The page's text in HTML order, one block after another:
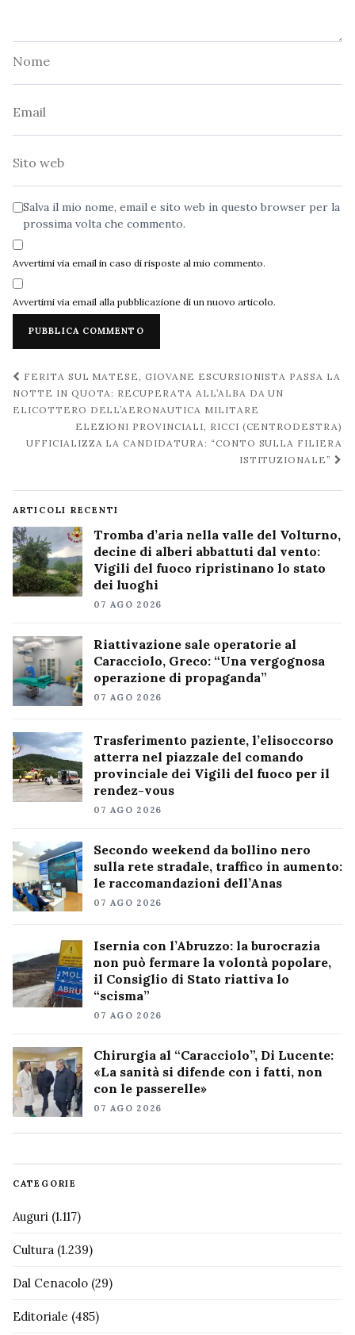
Salva il mio nome, email e sito web in questo browser per la
prossima volta che commento.
Avvertimi via email in caso di risposte al mio commento.
Avvertimi via email alla pubblicazione di un nuovo articolo.
Navigazione
post
FERITA SUL MATESE, GIOVANE ESCURSIONISTA PASSA LA
NOTTE IN QUOTA: RECUPERATA ALL’ALBA DA UN
ELICOTTERO DELL’AERONAUTICA MILITARE
ELEZIONI PROVINCIALI, RICCI (CENTRODESTRA)
UFFICIALIZZA LA CANDIDATURA: “CONTO SULLA FILIERA
ISTITUZIONALE”
ARTICOLI RECENTI
Tromba d’aria nella valle del Volturno,
decine di alberi abbattuti dal vento:
Vigili del fuoco ripristinano lo stato
dei luoghi
07 AGO 2026
Riattivazione sale operatorie al
Caracciolo, Greco: “Una vergognosa
operazione di propaganda”
07 AGO 2026
Trasferimento paziente, l’elisoccorso
atterra nel piazzale del comando
provinciale dei Vigili del fuoco per il
rendez-vous
07 AGO 2026
Secondo weekend da bollino nero
sulla rete stradale, traffico in aumento:
le raccomandazioni dell’Anas
07 AGO 2026
Isernia con l’Abruzzo: la burocrazia
non può fermare la volontà popolare,
il Consiglio di Stato riattiva lo
“scisma”
07 AGO 2026
Chirurgia al “Caracciolo”, Di Lucente:
«La sanità si difende con i fatti, non
con le passerelle»
07 AGO 2026
CATEGORIE
Auguri (1.117)
Cultura (1.239)
Dal Cenacolo (29)
Editoriale (485)